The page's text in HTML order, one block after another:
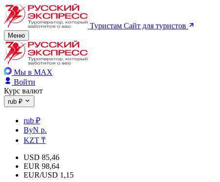
Туристам Сайт для туристов
Меню
Мы в MAX
Войти
Курс валют
rub ₽
rub ₽
ByN р.
KZT ₸
USD 85,46
EUR 98,64
EUR/USD 1,15